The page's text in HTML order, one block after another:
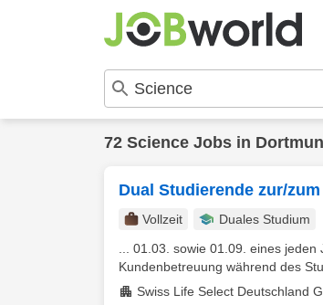
72 Science Jobs in
Dual Studierende zur/
Vollzeit
Duales Studium
... 01.03. sowie 01.09. eines
Kundenbetreuung während des
Swiss Life Select Deutschland